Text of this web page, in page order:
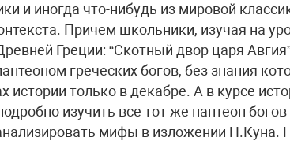
и иногда что-нибудь из мировой
Причем школьники, изучая на
Греции: “Скотный двор царя
греческих богов, без знания
истории только в декабре. А в курсе
изучить все тот же пантеон
мифы в изложении Н.Куна.